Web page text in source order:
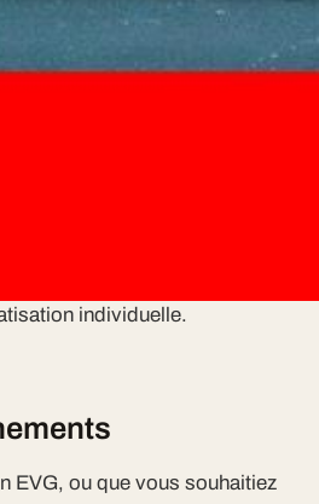
tous vos déplacements en?
de bar a champagne,
individuelle.
EVG, ou que vous souhaitiez